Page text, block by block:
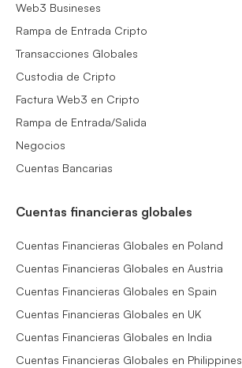
Web3 Busineses
Rampa de Entrada Cripto
Transacciones Globales
Custodia de Cripto
Factura Web3 en Cripto
Rampa de Entrada/Salida
Negocios
Cuentas Bancarias
Cuentas financieras globales
Cuentas Financieras Globales en Poland
Cuentas Financieras Globales en Austria
Cuentas Financieras Globales en Spain
Cuentas Financieras Globales en UK
Cuentas Financieras Globales en India
Cuentas Financieras Globales en Philippines